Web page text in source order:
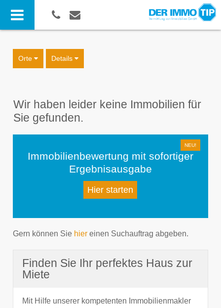
Details
Orte
Wir haben leider keine Immobilien für
Sie gefunden.
Immobilienbewertung mit sofortiger
Ergebnisausgabe
Hier starten
Gern können Sie hier einen Suchauftrag abgeben.
Finden Sie Ihr perfektes Haus zur
Miete
Mit Hilfe unserer kompetenten Immobilienmakler